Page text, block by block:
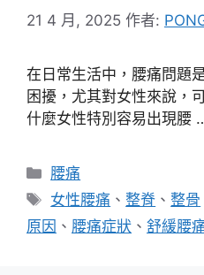
21 4 月, 2025 作者:
在日常生活中，腰痛問題
困擾，尤其對女性來說，
什麼女性特別容易出現腰
分
類
腰痛
標
籤
女性腰痛 、整脊 、整骨
原因 、 腰痛症狀 、 舒緩腰